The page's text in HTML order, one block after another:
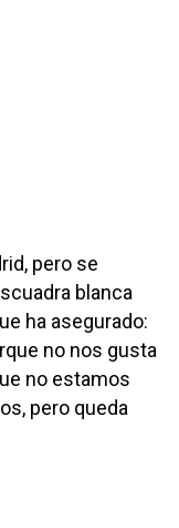
pero se
blanca
ha asegurado:
no nos gusta
no estamos
pero queda